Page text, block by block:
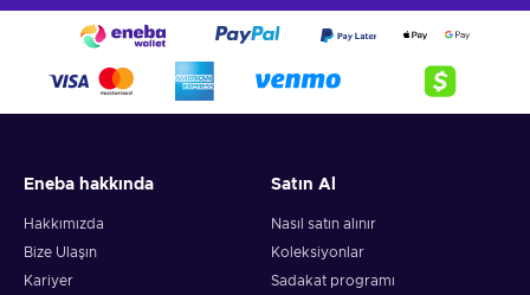
Eneba hakkında
Hakkımızda
Bize Ulaşın
Kariyer
Satın Al
Nasıl satın alınır
Koleksiyonlar
Sadakat programı